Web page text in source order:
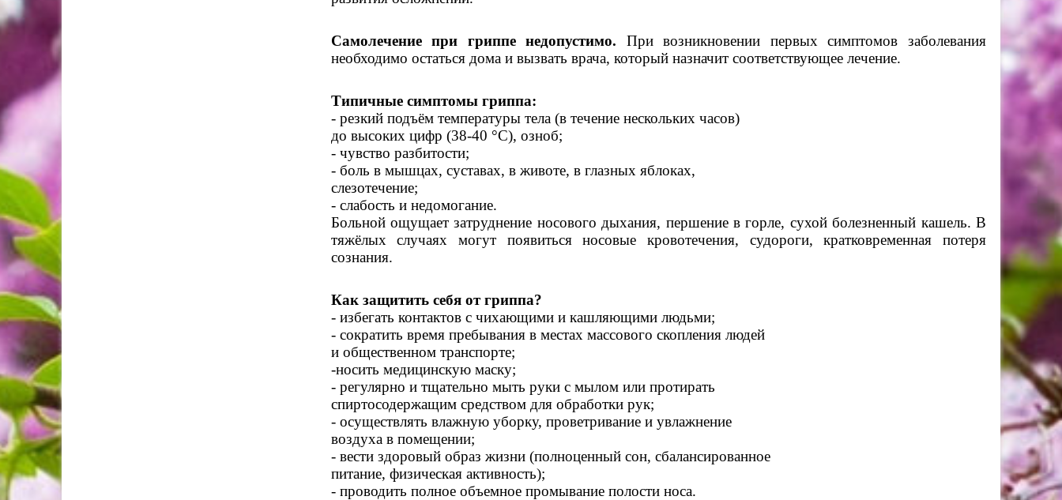
Самолечение при гриппе недопустимо. При возникновении первых симптомов заболевания
необходимо остаться дома и вызвать врача, который назначит соответствующее лечение.
Типичные симптомы гриппа:
- резкий подъём температуры тела (в течение нескольких часов)
до высоких цифр (38-40 °С), озноб;
- чувство разбитости;
- боль в мышцах, суставах, в животе, в глазных яблоках,
слезотечение;
- слабость и недомогание.
Больной ощущает затруднение носового дыхания, першение в горле, сухой болезненный кашель. В
тяжёлых случаях могут появиться носовые кровотечения, судороги, кратковременная потеря
сознания.
Как защитить себя от гриппа?
- избегать контактов с чихающими и кашляющими людьми;
- сократить время пребывания в местах массового скопления людей
и общественном транспорте;
-носить медицинскую маску;
- регулярно и тщательно мыть руки с мылом или протирать
спиртосодержащим средством для обработки рук;
- осуществлять влажную уборку, проветривание и увлажнение
воздуха в помещении;
- вести здоровый образ жизни (полноценный сон, сбалансированное
питание, физическая активность);
- проводить полное объемное промывание полости носа.